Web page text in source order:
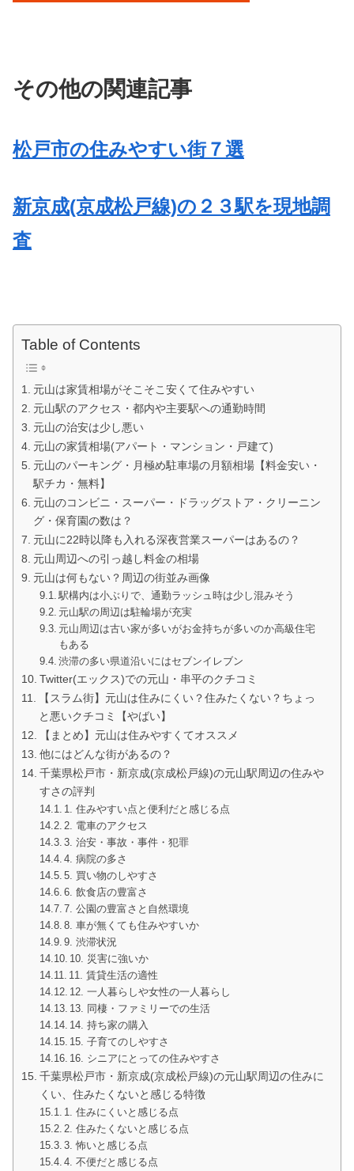
その他の関連記事
松戸市の住みやすい街７選
新京成(京成松戸線)の２３駅を現地調
査
Table of Contents
元山は家賃相場がそこそこ安くて住みやすい
元山駅のアクセス・都内や主要駅への通勤時間
元山の治安は少し悪い
元山の家賃相場(アパート・マンション・戸建て)
元山のパーキング・月極め駐車場の月額相場【料金安い・
駅チカ・無料】
元山のコンビニ・スーパー・ドラッグストア・クリーニン
グ・保育園の数は？
元山に22時以降も入れる深夜営業スーパーはあるの？
元山周辺への引っ越し料金の相場
元山は何もない？周辺の街並み画像
駅構内は小ぶりで、通勤ラッシュ時は少し混みそう
元山駅の周辺は駐輪場が充実
元山周辺は古い家が多いがお金持ちが多いのか高級住宅
もある
渋滞の多い県道沿いにはセブンイレブン
Twitter(エックス)での元山・串平のクチコミ
【スラム街】元山は住みにくい？住みたくない？ちょっ
と悪いクチコミ【やばい】
【まとめ】元山は住みやすくてオススメ
他にはどんな街があるの？
千葉県松戸市・新京成(京成松戸線)の元山駅周辺の住みや
すさの評判
1. 住みやすい点と便利だと感じる点
2. 電車のアクセス
3. 治安・事故・事件・犯罪
4. 病院の多さ
5. 買い物のしやすさ
6. 飲食店の豊富さ
7. 公園の豊富さと自然環境
8. 車が無くても住みやすいか
9. 渋滞状況
10. 災害に強いか
11. 賃貸生活の適性
12. 一人暮らしや女性の一人暮らし
13. 同棲・ファミリーでの生活
14. 持ち家の購入
15. 子育てのしやすさ
16. シニアにとっての住みやすさ
千葉県松戸市・新京成(京成松戸線)の元山駅周辺の住みに
くい、住みたくないと感じる特徴
1. 住みにくいと感じる点
2. 住みたくないと感じる点
3. 怖いと感じる点
4. 不便だと感じる点